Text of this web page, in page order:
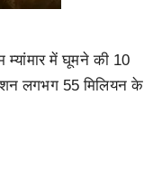
में घूमने की 10
लगभग 55 मिलियन के